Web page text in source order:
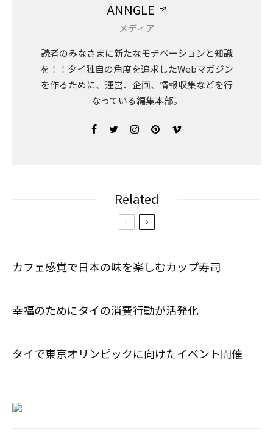
ANNGLE
メディア
読者のみなさまに新たなモチベーションと知識
を！！タイ独自の角度を追求したWebマガジン
を作るために、運営、企画、情報収集などを行
なっている編集本部。
Related
カフェ感覚で日本の味を楽しむカップ寿司
幸福のためにタイの消費行動が活発化
タイで東京オリンピックに向けたイベント開催